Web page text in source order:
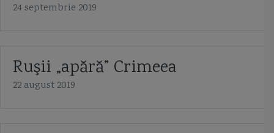
24 septembrie 2019
Ruşii „apără” Crimeea
22 august 2019